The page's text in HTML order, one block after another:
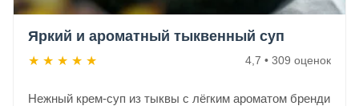
Яркий и ароматный тыквенный суп
★ ★ ★ ★ ★ 4,7 • 309 оценок
Нежный крем-суп из тыквы с лёгким ароматом бренди